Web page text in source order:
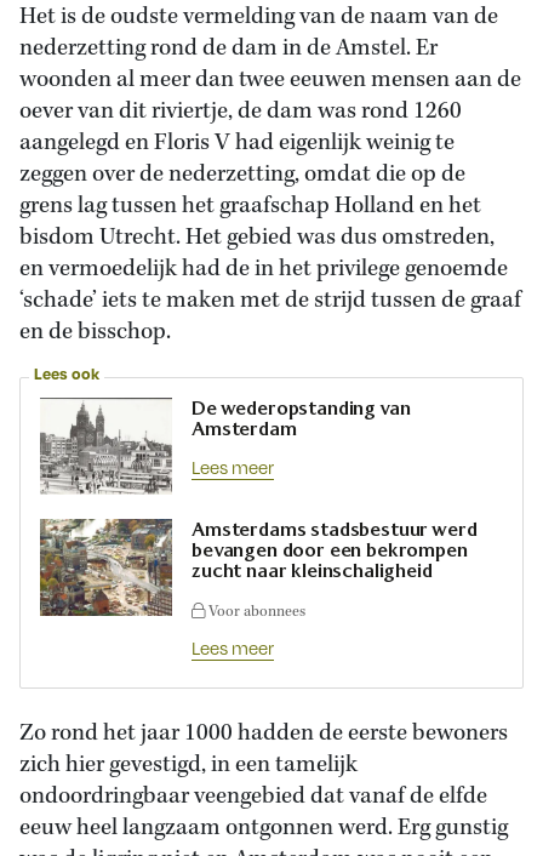
Het is de oudste vermelding van de naam van de
nederzetting rond de dam in de Amstel. Er
woonden al meer dan twee eeuwen mensen aan de
oever van dit riviertje, de dam was rond 1260
aangelegd en Floris V had eigenlijk weinig te
zeggen over de nederzetting, omdat die op de
grens lag tussen het graafschap Holland en het
bisdom Utrecht. Het gebied was dus omstreden,
en vermoedelijk had de in het privilege genoemde
‘schade’ iets te maken met de strijd tussen de graaf
en de bisschop.
Lees ook
De wederopstanding van
Amsterdam
Lees meer
Amsterdams stadsbestuur werd
bevangen door een bekrompen
zucht naar kleinschaligheid
Voor abonnees
Lees meer
Zo rond het jaar 1000 hadden de eerste bewoners
zich hier gevestigd, in een tamelijk
ondoordringbaar veengebied dat vanaf de elfde
eeuw heel langzaam ontgonnen werd. Erg gunstig